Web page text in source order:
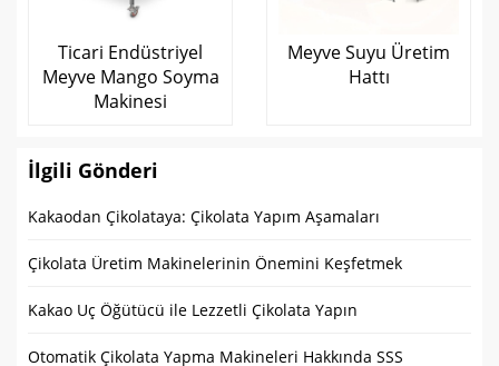
Ticari Endüstriyel
Meyve Mango Soyma
Makinesi
Meyve Suyu Üretim
Hattı
İlgili Gönderi
Kakaodan Çikolataya: Çikolata Yapım Aşamaları
Çikolata Üretim Makinelerinin Önemini Keşfetmek
Kakao Uç Öğütücü ile Lezzetli Çikolata Yapın
Otomatik Çikolata Yapma Makineleri Hakkında SSS